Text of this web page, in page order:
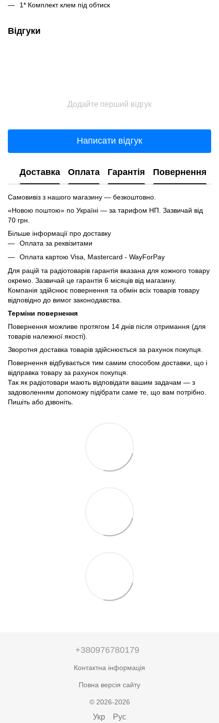
1* Комплект клем під обтиск
Відгуки
Додайте перший відгук
Написати відгук
Доставка Оплата Гарантія Повернення
Самовивіз з нашого магазину — безкоштовно.
«Новою поштою» по Україні — за тарифом НП. Зазвичай від
70 грн.
Більше інформації про доставку
Оплата за реквізитами
Оплата картою Visa, Mastercard - WayForPay
Для рацій та радіотоварів гарантія вказана для кожного товару
окремо. Зазвичай це гарантія 6 місяців від магазину.
Компанія здійснює повернення та обмін всіх товарів товару
відповідно до вимог законодавства.
Терміни повернення
Повернення можливе протягом 14 днів після отримання (для
товарів належної якості).
Зворотня доставка товарів здійснюється за рахунок покупця.
Повернення відбувається тим самим способом доставки, що і
відправка товару за рахунок покупця.
Так як радіотовари мають відповідати вашим задачам — з
задоволенням допоможу підібрати саме те, що вам потрібно.
Пишіть або дзвоніть.
+380976780179
Контактна інформація
Повна версія сайту
© 2026-2026
Укр Рус